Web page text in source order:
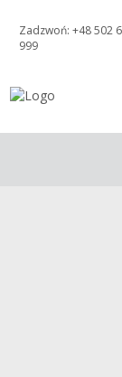
Zadzwoń: +48 502
999